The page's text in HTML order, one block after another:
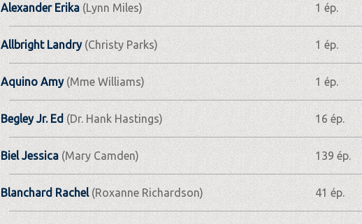
Alexander Erika(Lynn Miles) 1 ép.
Allbright Landry(Christy Parks) 1 ép.
Aquino Amy(Mme Williams) 1 ép.
Begley Jr. Ed(Dr. Hank Hastings) 16 ép.
Biel Jessica (Mary Camden) 139 ép.
Blanchard Rachel (Roxanne Richardson) 41 ép.